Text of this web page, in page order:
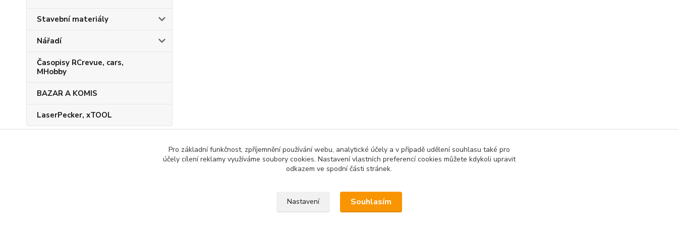
Stavební materiály
Nářadí
Časopisy RCrevue, cars,
MHobby
BAZAR A KOMIS
LaserPecker, xTOOL
Pro základní funkčnost, zpříjemnění používání webu, analytické účely a v případě udělení souhlasu také pro
účely cílení reklamy využíváme soubory cookies. Nastavení vlastních preferencí cookies můžete kdykoli upravit
odkazem ve spodní části stránek.
Nastavení Souhlasím